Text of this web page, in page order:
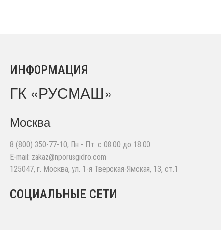
ИНФОРМАЦИЯ
ГК «РУСМАШ»
Москва
8 (800) 350-77-10, Пн - Пт: с 08:00 до 18:00
E-mail: zakaz@nporusgidro.com
125047, г. Москва, ул. 1-я Тверская-Ямская, 13, ст.1
СОЦИАЛЬНЫЕ СЕТИ